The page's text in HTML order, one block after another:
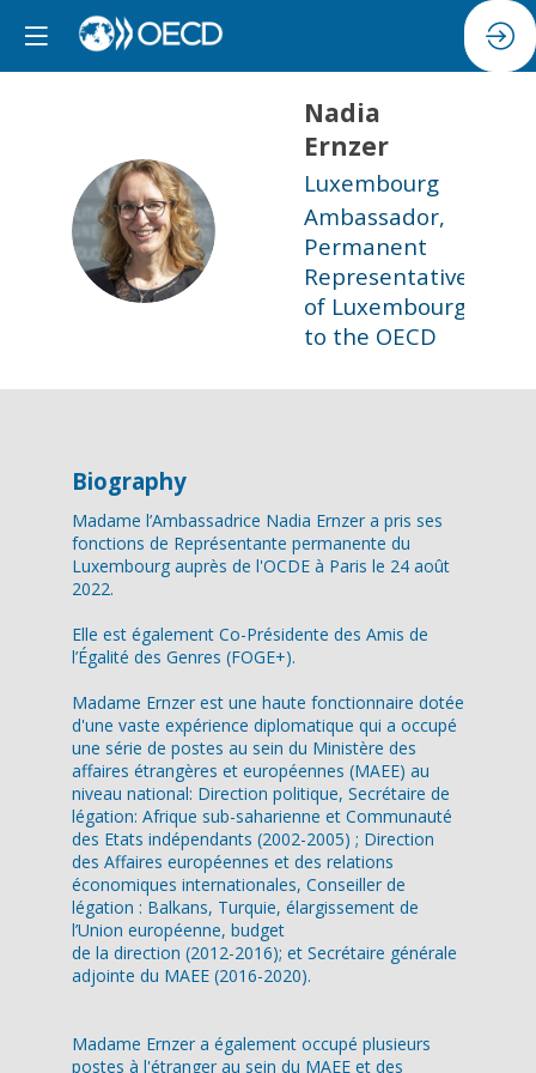
NE
Nadia
Ernzer
Luxembourg
Ambassador,
Permanent
Representative
of Luxembourg
to the OECD
Biography
Madame l’Ambassadrice Nadia Ernzer a pris ses
fonctions de Représentante permanente du
Luxembourg auprès de l'OCDE à Paris le 24 août
2022.
Elle est également Co-Présidente des Amis de
l’Égalité des Genres (FOGE+).
Madame Ernzer est une haute fonctionnaire dotée
d'une vaste expérience diplomatique qui a occupé
une série de postes au sein du Ministère des
affaires étrangères et européennes (MAEE) au
niveau national: Direction politique, Secrétaire de
légation: Afrique sub-saharienne et Communauté
des Etats indépendants (2002-2005) ; Direction
des Affaires européennes et des relations
économiques internationales, Conseiller de
légation : Balkans, Turquie, élargissement de
l’Union européenne, budget
de la direction (2012-2016); et Secrétaire générale
adjointe du MAEE (2016-2020).
Madame Ernzer a également occupé plusieurs
postes à l'étranger au sein du MAEE et des